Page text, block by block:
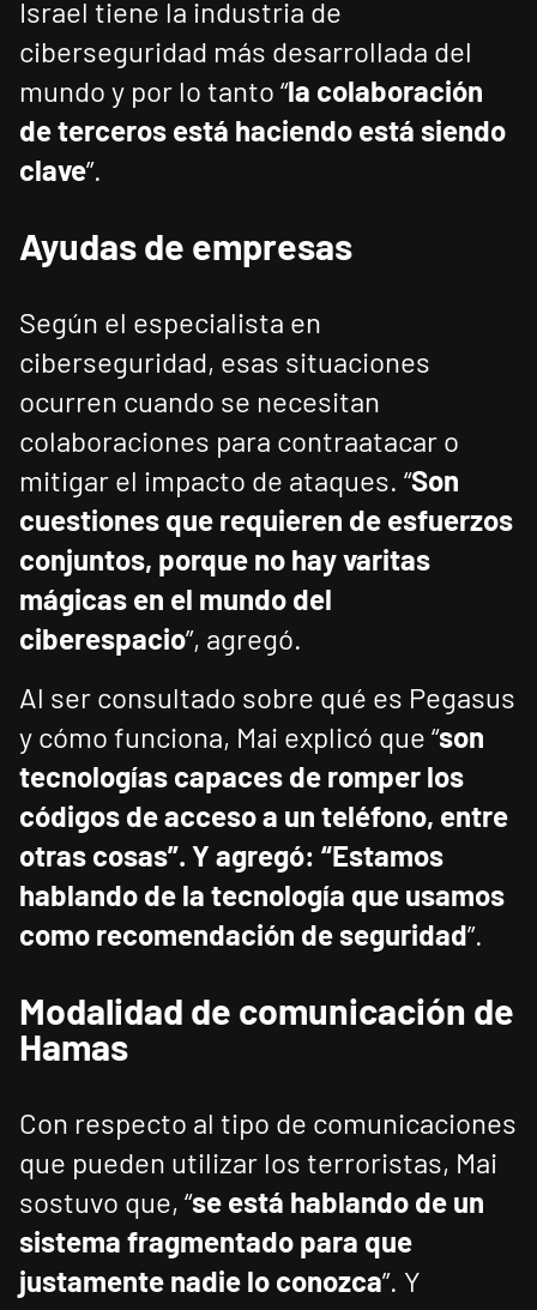
Israel tiene la industria de
ciberseguridad más desarrollada del
mundo y por lo tanto “la colaboración
de terceros está haciendo está siendo
clave”.
Ayudas de empresas
Según el especialista en
ciberseguridad, esas situaciones
ocurren cuando se necesitan
colaboraciones para contraatacar o
mitigar el impacto de ataques. “Son
cuestiones que requieren de esfuerzos
conjuntos, porque no hay varitas
mágicas en el mundo del
ciberespacio”, agregó.
Al ser consultado sobre qué es Pegasus
y cómo funciona, Mai explicó que “son
tecnologías capaces de romper los
códigos de acceso a un teléfono, entre
otras cosas”. Y agregó: “Estamos
hablando de la tecnología que usamos
como recomendación de seguridad”.
Modalidad de comunicación de
Hamas
Con respecto al tipo de comunicaciones
que pueden utilizar los terroristas, Mai
sostuvo que, “se está hablando de un
sistema fragmentado para que
justamente nadie lo conozca”. Y